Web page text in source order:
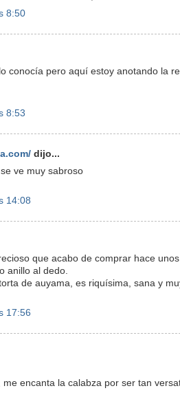
8:50
conocía pero aquí estoy anotando la
8:53
dijo...
ve muy sabroso
14:08
que acabo de comprar hace
anillo al dedo.
de auyama, es riquísima, sana y
17:56
me encanta la calabza por ser tan